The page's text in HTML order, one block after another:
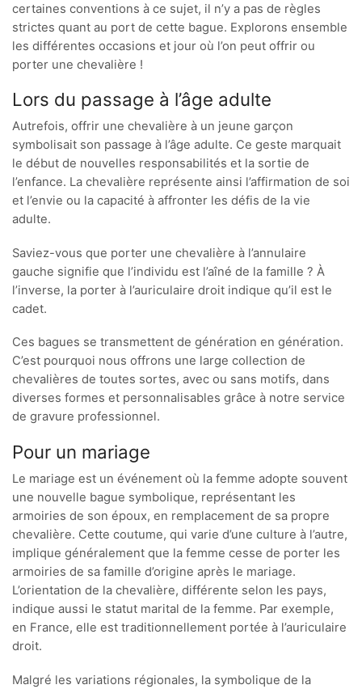
certaines conventions à ce sujet, il n’y a pas de règles
strictes quant au port de cette bague. Explorons ensemble
les différentes occasions et jour où l’on peut offrir ou
porter une chevalière !
Lors du passage à l’âge adulte
Autrefois, offrir une chevalière à un jeune garçon
symbolisait son passage à l’âge adulte. Ce geste marquait
le début de nouvelles responsabilités et la sortie de
l’enfance. La chevalière représente ainsi l’affirmation de soi
et l’envie ou la capacité à affronter les défis de la vie
adulte.
Saviez-vous que porter une chevalière à l’annulaire
gauche signifie que l’individu est l’aîné de la famille ? À
l’inverse, la porter à l’auriculaire droit indique qu’il est le
cadet.
Ces bagues se transmettent de génération en génération.
C’est pourquoi nous offrons une large collection de
chevalières de toutes sortes, avec ou sans motifs, dans
diverses formes et personnalisables grâce à notre service
de gravure professionnel.
Pour un mariage
Le mariage est un événement où la femme adopte souvent
une nouvelle bague symbolique, représentant les
armoiries de son époux, en remplacement de sa propre
chevalière. Cette coutume, qui varie d’une culture à l’autre,
implique généralement que la femme cesse de porter les
armoiries de sa famille d’origine après le mariage.
L’orientation de la chevalière, différente selon les pays,
indique aussi le statut marital de la femme. Par exemple,
en France, elle est traditionnellement portée à l’auriculaire
droit.
Malgré les variations régionales, la symbolique de la